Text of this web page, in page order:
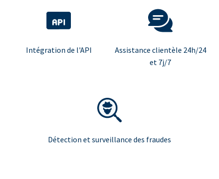
Intégration de l'API
Assistance clientèle 24h/24
et 7j/7
Détection et surveillance des fraudes